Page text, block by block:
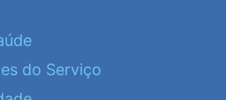
do Serviço